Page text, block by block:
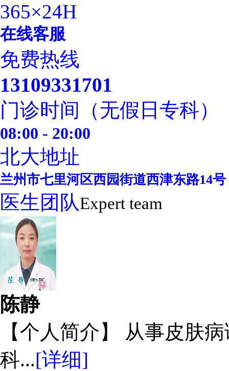
365×24H
在线客服
免费热线
13109331701
门诊时间（无假日专科）
08:00 - 20:00
北大地址
兰州市七里河区西园街道西津东路14号
医生团队Expert team
陈静
【个人简介】 从事皮肤
科...[详细]